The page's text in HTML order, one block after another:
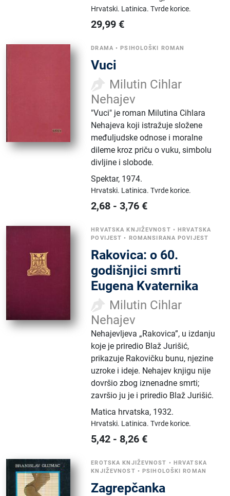
Hrvatski. Latinica.Tvrde korice.
29,99 €
DRAMA •PSIHOLOŠKI ROMAN
Vuci
Milutin Cihlar
Nehajev
"Vuci" je roman Milutina Cihlara
Nehajeva koji istražuje složene
međuljudske odnose i moralne
dileme kroz priču o vuku, simbolu
divljine i slobode.
Spektar, 1974.
Hrvatski. Latinica.Tvrde korice.
2,68 -3,76 €
HRVATSKA KNJIŽEVNOST •HRVATSKA
POVIJEST • ROMANSIRANA POVIJEST
Rakovica: o 60.
godišnjici smrti
Eugena Kvaternika
Milutin Cihlar
Nehajev
Nehajevljeva „Rakovica”, u izdanju
koje je priredio Blaž Jurišić,
prikazuje Rakovičku bunu, njezine
uzroke i ideje. Nehajev knjigu nije
dovršio zbog iznenadne smrti;
završio ju je i priredio Blaž Jurišić.
Matica hrvatska, 1932.
Hrvatski. Latinica.Tvrde korice.
5,42 - 8,26 €
EROTSKA KNJIŽEVNOST • HRVATSKA
KNJIŽEVNOST •PSIHOLOŠKI ROMAN
Zagrepčanka